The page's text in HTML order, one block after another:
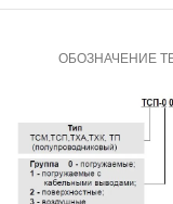
ОБОЗНАЧЕНИЕ